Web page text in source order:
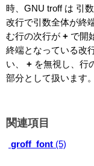
時、GNU troff は 引
改行で引数全体が終
む行の次行が + で開
終端となっている改
い、 + を無視し、行
部分として扱います。
関連項目
groff_font (5)